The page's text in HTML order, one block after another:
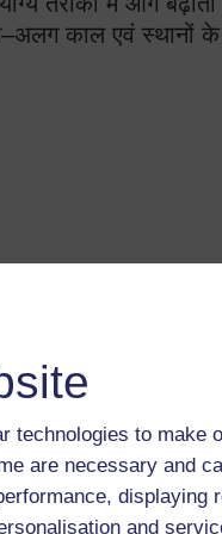
technologies to make
are necessary and
displaying
and
काल एवं स्थानों के
our frequently asked